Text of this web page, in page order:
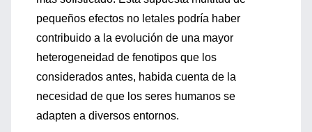
pequeños efectos no letales podría haber
contribuido a la evolución de una mayor
heterogeneidad de fenotipos que los
considerados antes, habida cuenta de la
necesidad de que los seres humanos se
adapten a diversos entornos.